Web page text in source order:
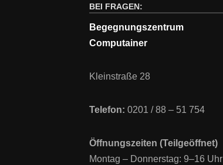
BEI FRAGEN:
Begegnungszentrum
Computainer
Kleinstraße 28
Telefon: 0201 / 88 – 51 754
Öffnungszeiten (Teilgeöffnet)
Montag – Donnerstag: 9–16 Uhr